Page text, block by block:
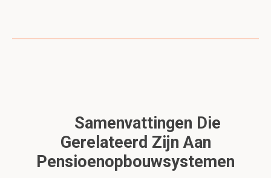
Samenvattingen Die
Gerelateerd Zijn Aan
Pensioenopbouwsystemen